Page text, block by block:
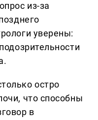
из-за
уверены:
остро
что способны
в